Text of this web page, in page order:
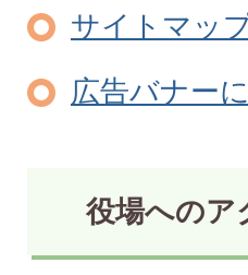
サイトマッ
広告バナー
役場へのア